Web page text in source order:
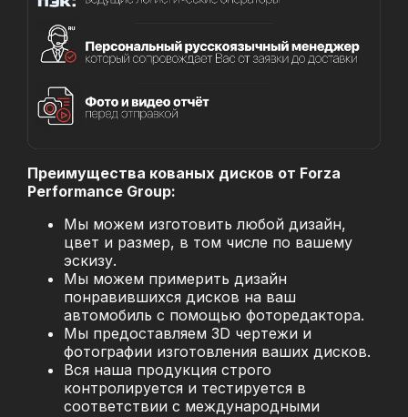
Преимущества кованых дисков от Forza
Performance Group:
Мы можем изготовить любой дизайн,
цвет и размер, в том числе по вашему
эскизу.
Мы можем примерить дизайн
понравившихся дисков на ваш
автомобиль с помощью фоторедактора.
Мы предоставляем 3D чертежи и
фотографии изготовления ваших дисков.
Вся наша продукция строго
контролируется и тестируется в
соответствии с международными